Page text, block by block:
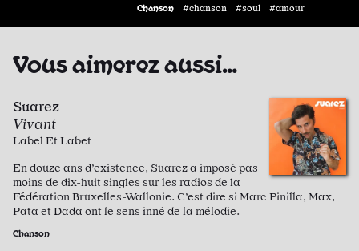
Chanson #chanson #soul #amour
Vous aimerez aussi…
Suarez
Vivant
Label Et Labet
En douze ans d’existence, Suarez a imposé pas
moins de dix-huit singles sur les radios de la
Fédération Bruxelles-Wallonie. C’est dire si Marc Pinilla, Max,
Pata et Dada ont le sens inné de la mélodie.
Chanson